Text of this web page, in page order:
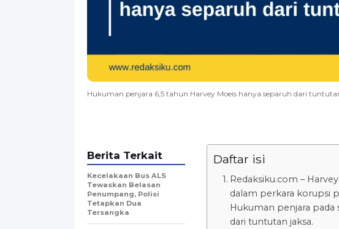
Hukuman penjara 6,5 tahun Harvey Moeis hanya separuh dari
Daftar isi
Redaksiku.com –
dalam perkara korupsi
Hukuman penjara pada
dari tuntutan jaksa.
Berita Terkait
Kecelakaan Bus ALS
Tewaskan Belasan
Penumpang, Polisi
Tetapkan Dua
Tersangka